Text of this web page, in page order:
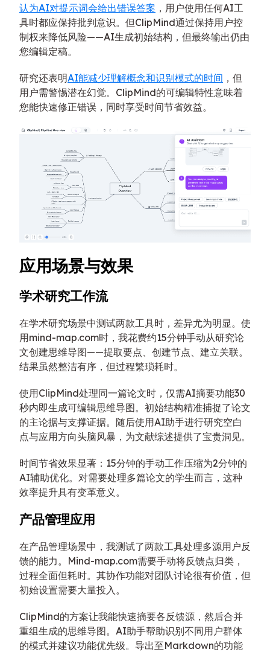
认为AI对提示词会给出错误答案 ，用户使用任何AI工
具时都应保持批判意识。但ClipMind通过保持用户控
制权来降低风险——AI生成初始结构，但最终输出仍由
您编辑定稿。
研究还表明AI能减少理解概念和识别模式的时间 ，但
用户需警惕潜在幻觉。ClipMind的可编辑特性意味着
您能快速修正错误，同时享受时间节省效益。
应用场景与效果
学术研究工作流
在学术研究场景中测试两款工具时，差异尤为明显。使
用mind-map.com时，我花费约15分钟手动从研究论
文创建思维导图——提取要点、创建节点、建立关联。
结果虽然整洁有序，但过程繁琐耗时。
使用ClipMind处理同一篇论文时，仅需AI摘要功能30
秒内即生成可编辑思维导图。初始结构精准捕捉了论文
的主论据与支撑证据。随后使用AI助手进行研究空白
点与应用方向头脑风暴，为文献综述提供了宝贵洞见。
时间节省效果显著：15分钟的手动工作压缩为2分钟的
AI辅助优化。对需要处理多篇论文的学生而言，这种
效率提升具有变革意义。
产品管理应用
在产品管理场景中，我测试了两款工具处理多源用户反
馈的能力。Mind-map.com需要手动将反馈点归类，
过程全面但耗时。其协作功能对团队讨论很有价值，但
初始设置需要大量投入。
ClipMind的方案让我能快速摘要各反馈源，然后合并
重组生成的思维导图。AI助手帮助识别不同用户群体
的模式并建议功能优先级。导出至Markdown的功能